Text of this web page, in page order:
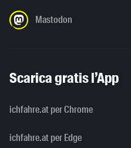
Mastodon
Scarica gratis l’App
ichfahre.at per Chrome
ichfahre.at per Edge